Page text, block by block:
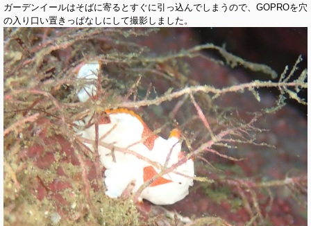
ガーデンイールはそばに寄るとすぐに引っ込んでしまうので、GOPROを穴
の入り口い置きっぱなしにして撮影しました。